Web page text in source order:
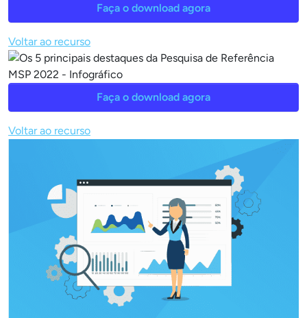
Faça o download agora
Voltar ao recurso
Faça o download agora
Voltar ao recurso